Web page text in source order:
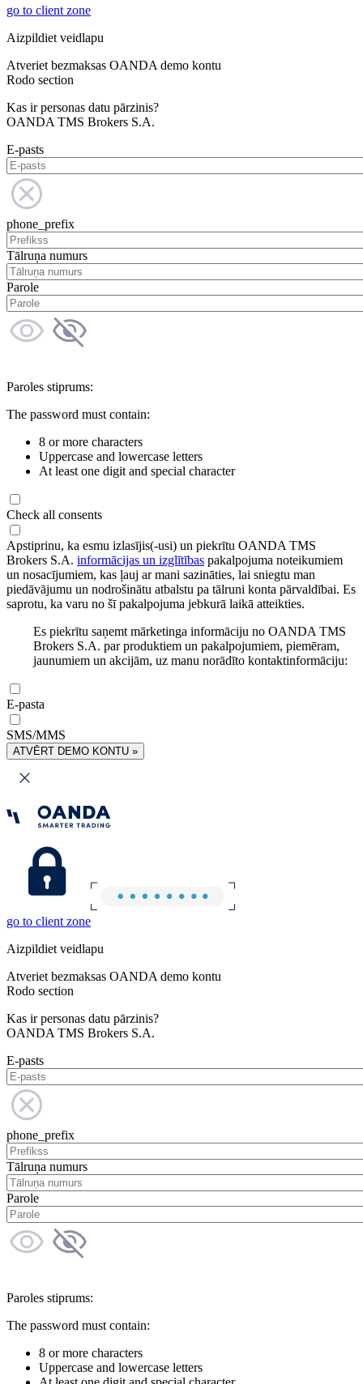
go to client zone
Aizpildiet veidlapu
Atveriet bezmaksas OANDA demo kontu
Rodo section
Kas ir personas datu pārzinis?
OANDA TMS Brokers S.A.
E-pasts
phone_prefix
Tālruņa numurs
Parole
Paroles stiprums:
The password must contain:
8 or more characters
Uppercase and lowercase letters
At least one digit and special character
Check all consents
Apstiprinu, ka esmu izlasījis(-usi) un piekrītu OANDA TMS
Brokers S.A. informācijas un izglītības pakalpojuma noteikumiem
un nosacījumiem, kas ļauj ar mani sazināties, lai sniegtu man
piedāvājumu un nodrošinātu atbalstu pa tālruni konta pārvaldībai. Es
saprotu, ka varu no šī pakalpojuma jebkurā laikā atteikties.
Es piekrītu saņemt mārketinga informāciju no OANDA TMS
Brokers S.A. par produktiem un pakalpojumiem, piemēram,
jaunumiem un akcijām, uz manu norādīto kontaktinformāciju:
E-pasta
SMS/MMS
ATVĒRT DEMO KONTU »
go to client zone
Aizpildiet veidlapu
Atveriet bezmaksas OANDA demo kontu
Rodo section
Kas ir personas datu pārzinis?
OANDA TMS Brokers S.A.
E-pasts
phone_prefix
Tālruņa numurs
Parole
Paroles stiprums:
The password must contain:
8 or more characters
Uppercase and lowercase letters